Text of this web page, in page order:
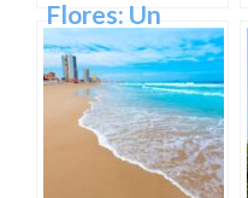
Flores: Un
Rincón de Color
en la Ciudad de
Murcia